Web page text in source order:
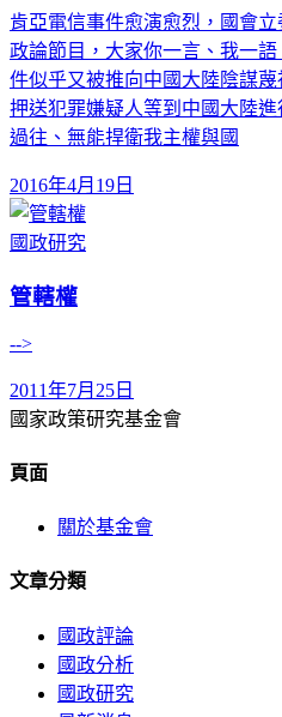
肯亞電信事件愈演愈烈，國會
政論節目，大家你一言、我一
件似乎又被推向中國大陸陰謀
押送犯罪嫌疑人等到中國大陸
過往、無能捍衛我主權與國
2016年4月19日
國政研究
管轄權
-->
2011年7月25日
國家政策研究基金會
頁面
關於基金會
文章分類
國政評論
國政分析
國政研究